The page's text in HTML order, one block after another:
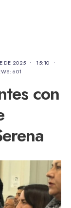
DE 2025 • 15:10
•
601
con